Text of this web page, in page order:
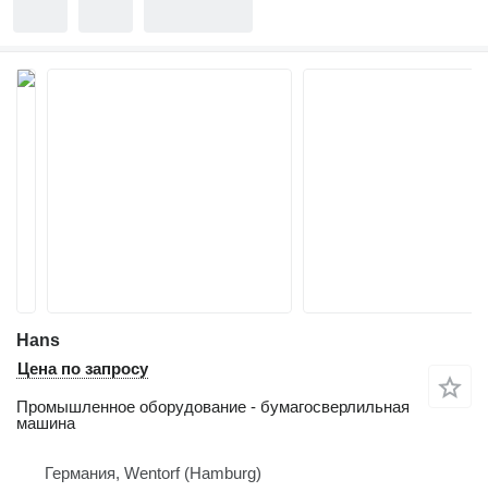
Hans
Цена по запросу
Промышленное оборудование - бумагосверлильная
машина
Германия, Wentorf (Hamburg)